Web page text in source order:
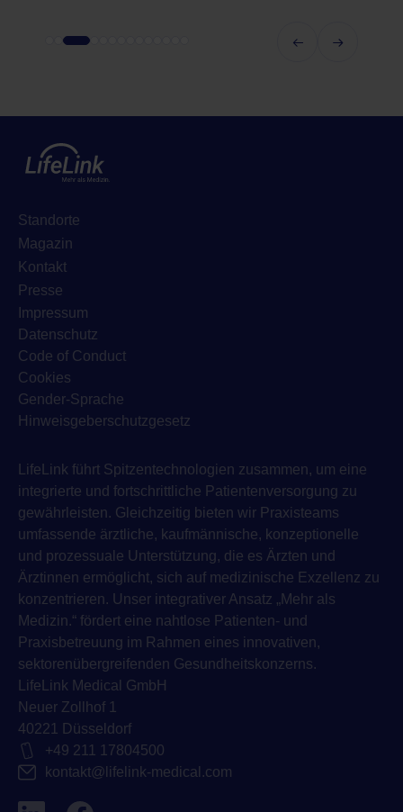
Standorte
Magazin
Kontakt
Presse
Impressum
Datenschutz
Code of Conduct
Cookies
Gender-Sprache
Hinweisgeberschutzgesetz
LifeLink führt Spitzentechnologien zusammen, um eine
integrierte und fortschrittliche Patientenversorgung zu
gewährleisten. Gleichzeitig bieten wir Praxisteams
umfassende ärztliche, kaufmännische, konzeptionelle
und prozessuale Unterstützung, die es Ärzten und
Ärztinnen ermöglicht, sich auf medizinische Exzellenz zu
konzentrieren. Unser integrativer Ansatz „Mehr als
Medizin.“ fördert eine nahtlose Patienten- und
Praxisbetreuung im Rahmen eines innovativen,
sektorenübergreifenden Gesundheitskonzerns.
LifeLink Medical GmbH
Neuer Zollhof 1
40221 Düsseldorf
+49 211 17804500
kontakt@lifelink-medical.com